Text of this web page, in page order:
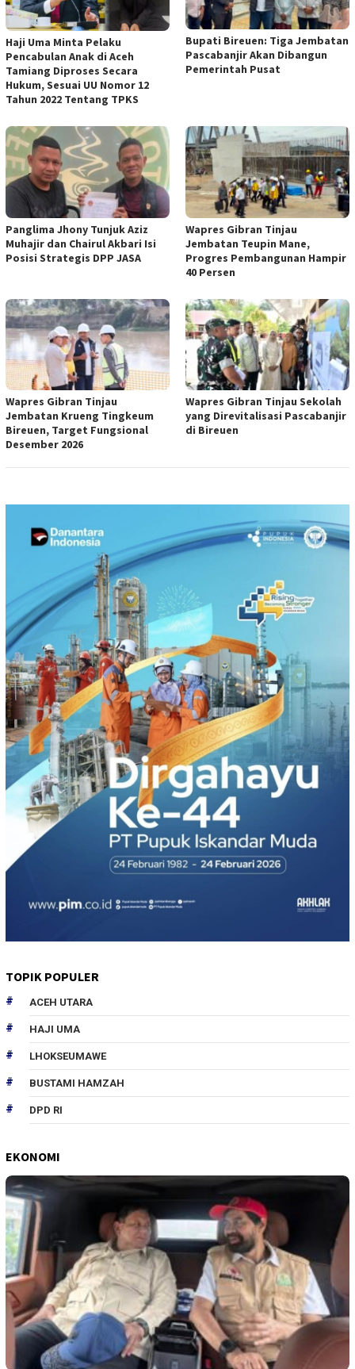
Haji Uma Minta Pelaku
Pencabulan Anak di Aceh
Tamiang Diproses Secara
Hukum, Sesuai UU Nomor 12
Tahun 2022 Tentang TPKS
Bupati Bireuen: Tiga Jembatan
Pascabanjir Akan Dibangun
Pemerintah Pusat
Panglima Jhony Tunjuk Aziz
Muhajir dan Chairul Akbari Isi
Posisi Strategis DPP JASA
Wapres Gibran Tinjau
Jembatan Teupin Mane,
Progres Pembangunan Hampir
40 Persen
Wapres Gibran Tinjau
Jembatan Krueng Tingkeum
Bireuen, Target Fungsional
Desember 2026
Wapres Gibran Tinjau Sekolah
yang Direvitalisasi Pascabanjir
di Bireuen
TOPIK POPULER
ACEH UTARA
HAJI UMA
LHOKSEUMAWE
BUSTAMI HAMZAH
DPD RI
EKONOMI